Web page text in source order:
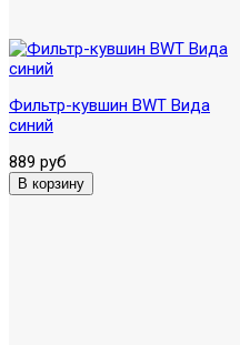
Фильтр-кувшин BWT Вида
синий
889 руб